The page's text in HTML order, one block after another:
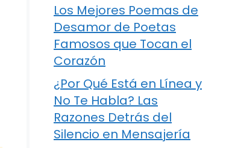
Los Mejores Poemas de
Desamor de Poetas
Famosos que Tocan el
Corazón
¿Por Qué Está en Línea y
No Te Habla? Las
Razones Detrás del
Silencio en Mensajería